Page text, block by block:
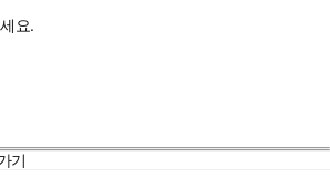
요.
기